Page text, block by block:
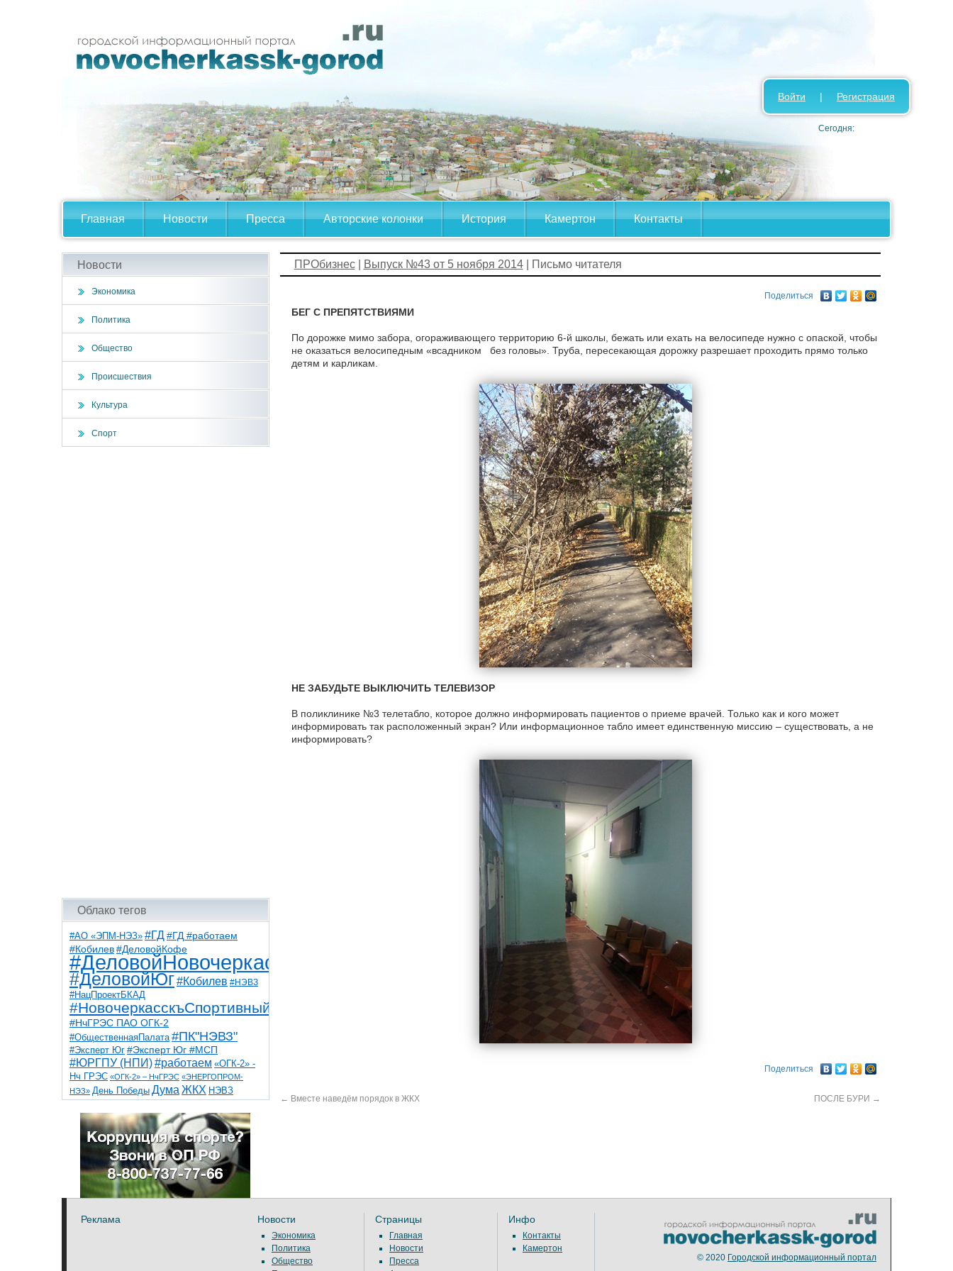
Главная Новости Пресса Авторские колонки История Камертон Контакты
Войти | Регистрация
Сегодня:
Новости
Экономика
Политика
Общество
Происшествия
Культура
Спорт
Облако тегов
#АО «ЭПМ-НЭЗ» #ГД #ГД #работаем
#Кобилев #ДеловойКофе
#ДеловойНовочеркасск
#ДеловойЮг#Кобилев #НЭВЗ
#НацПроектБКАД
#НовочеркасскъСпортивный
#НчГРЭС ПАО ОГК-2
#ОбщественнаяПалата #ПК"НЭВЗ"
#Эксперт Юг #Эксперт Юг #МСП
#ЮРГПУ (НПИ)#работаем «ОГК-2» -
Нч ГРЭС «ОГК-2» – НчГРЭС «ЭНЕРГОПРОМ-
НЭЗ» День Победы Дума ЖКХ НЭВЗ
НчГРЭС ТНТ
благоустройствоветераны выборы
детидороги казаки коррупция космос
общественная палата парк пожар роща
спорт театр транспорт художники
ПРОбизнес| Выпуск №43 от 5 ноября 2014| Письмо читателя
Поделиться
БЕГ С ПРЕПЯТСТВИЯМИ
По дорожке мимо забора, огораживающего территорию 6-й школы, бежать или ехать на велосипеде нужно с опаской, чтобы
не оказаться велосипедным «всадником без головы». Труба, пересекающая дорожку разрешает проходить прямо только
детям и карликам.
НЕ ЗАБУДЬТЕ ВЫКЛЮЧИТЬ ТЕЛЕВИЗОР
В поликлинике №3 телетабло, которое должно информировать пациентов о приеме врачей. Только как и кого может
информировать так расположенный экран? Или информационное табло имеет единственную миссию – существовать, а не
информировать?
Поделиться
← Вместе наведём порядок в ЖКХ ПОСЛЕ БУРИ →
Реклама Новости
Экономика
Политика
Общество
Страницы
Главная
Новости
Пресса
Инфо
Контакты
Камертон
© 2020 Городской информационный портал